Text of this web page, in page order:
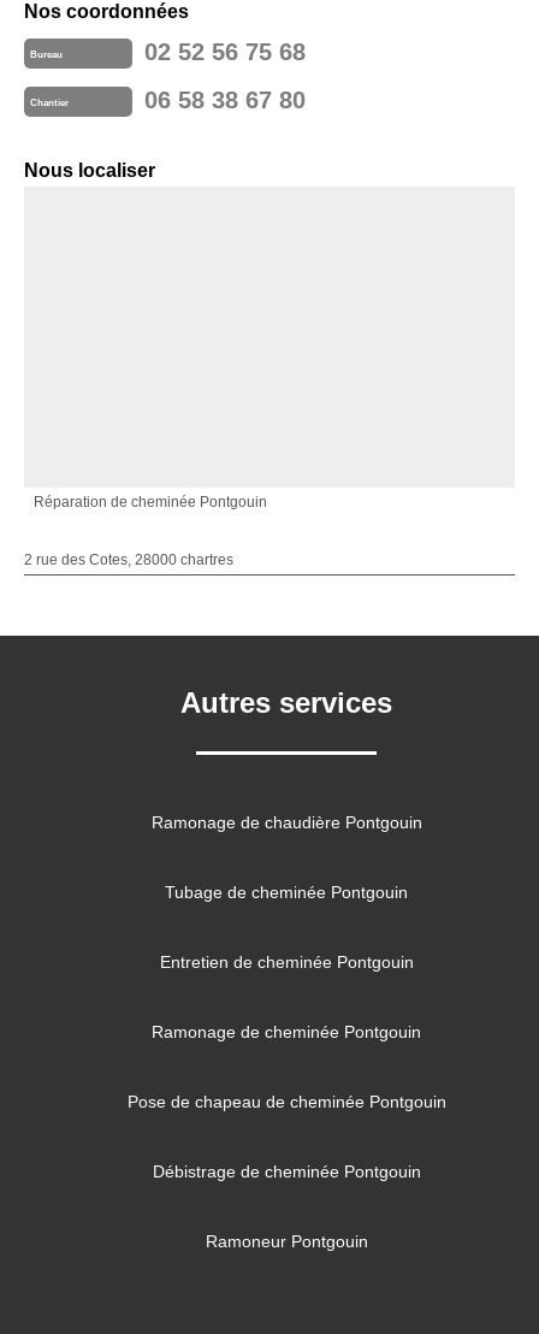
Nos coordonnées
Bureau 02 52 56 75 68
Chantier 06 58 38 67 80
Nous localiser
Réparation de cheminée Pontgouin
2 rue des Cotes, 28000 chartres
Autres services
Ramonage de chaudière Pontgouin
Tubage de cheminée Pontgouin
Entretien de cheminée Pontgouin
Ramonage de cheminée Pontgouin
Pose de chapeau de cheminée Pontgouin
Débistrage de cheminée Pontgouin
Ramoneur Pontgouin